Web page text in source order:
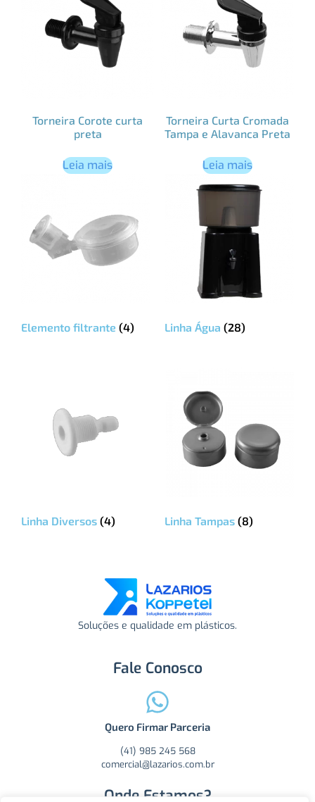
Torneira Corote curta
preta
Leia mais
Torneira Curta Cromada
Tampa e Alavanca Preta
Leia mais
Elemento filtrante (4) Linha Água (28)
Linha Diversos (4) Linha Tampas (8)
Soluções e qualidade em plásticos.
Fale Conosco
Quero Firmar Parceria
(41) 985 245 568
comercial@lazarios.com.br
Onde Estamos?